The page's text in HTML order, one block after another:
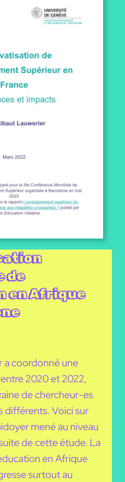
de
en Afrique
a coordonné une
2020 et 2022,
de chercheur-es
différents. Voici sur
mené au niveau
de cette étude. La
en Afrique
surtout au